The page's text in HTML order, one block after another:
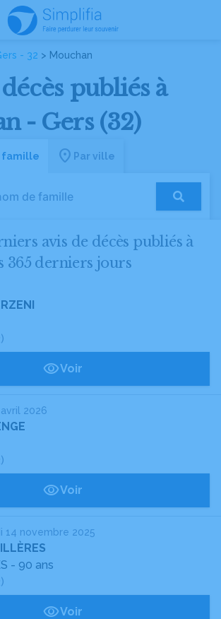
- 32 > Mouchan
publiés à
- Gers (32)
famille Par ville
avis de décès publiés à
365 derniers jours
Voir
2026
Voir
14 novembre 2025
- 90 ans
Voir